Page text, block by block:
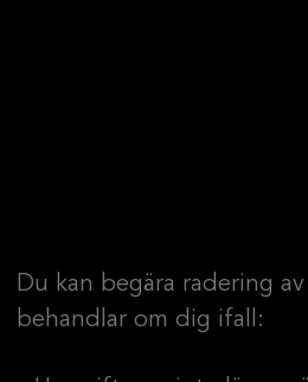
Du kan begära radering
behandlar om dig ifall: